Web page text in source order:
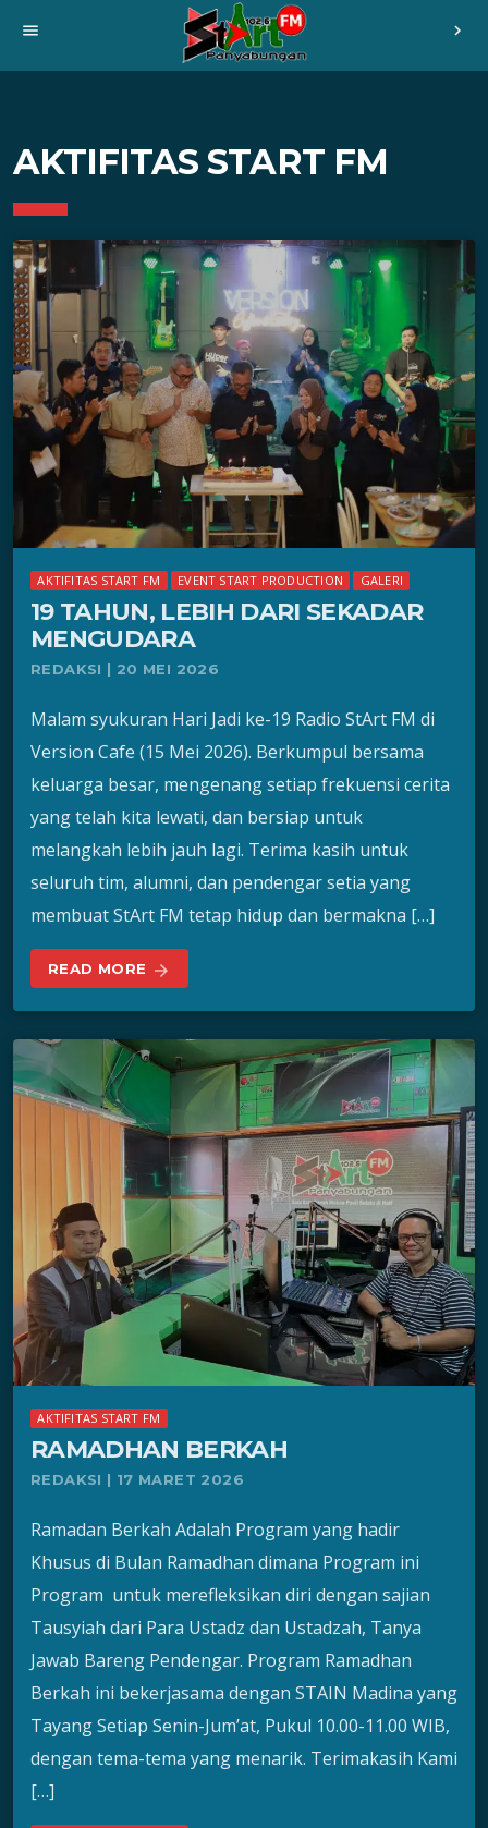
menu chevron_right
AKTIFITAS START FM
AKTIFITAS START FM EVENT START PRODUCTION GALERI
19 TAHUN, LEBIH DARI SEKADAR
MENGUDARA
REDAKSI | 20 MEI 2026
​Malam syukuran Hari Jadi ke-19 Radio StArt FM di
Version Cafe (15 Mei 2026). Berkumpul bersama
keluarga besar, mengenang setiap frekuensi cerita
yang telah kita lewati, dan bersiap untuk
melangkah lebih jauh lagi. ​Terima kasih untuk
seluruh tim, alumni, dan pendengar setia yang
membuat StArt FM tetap hidup dan bermakna […]
READ MORE arrow_forward
AKTIFITAS START FM
RAMADHAN BERKAH
REDAKSI | 17 MARET 2026
Ramadan Berkah Adalah Program yang hadir
Khusus di Bulan Ramadhan dimana Program ini
Program untuk merefleksikan diri dengan sajian
Tausyiah dari Para Ustadz dan Ustadzah, Tanya
Jawab Bareng Pendengar. Program Ramadhan
Berkah ini bekerjasama dengan STAIN Madina yang
Tayang Setiap Senin-Jum’at, Pukul 10.00-11.00 WIB,
dengan tema-tema yang menarik. Terimakasih Kami
[…]